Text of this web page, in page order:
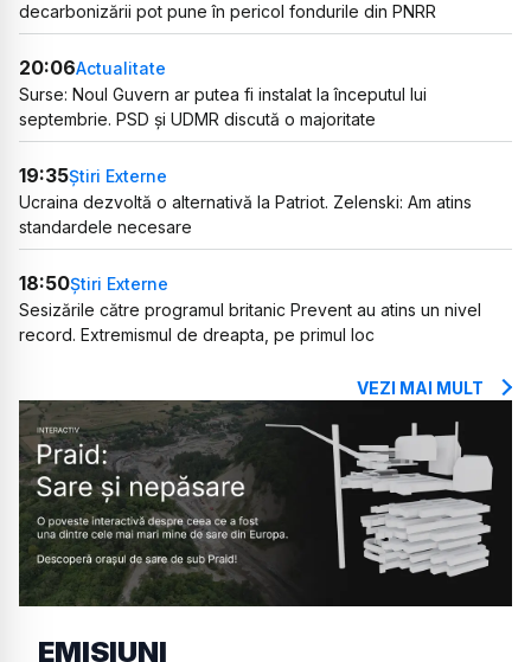
decarbonizării pot pune în pericol fondurile din PNRR
20:06Actualitate
Surse: Noul Guvern ar putea fi instalat la începutul lui
septembrie. PSD și UDMR discută o majoritate
19:35Știri Externe
Ucraina dezvoltă o alternativă la Patriot. Zelenski: Am atins
standardele necesare
18:50Știri Externe
Sesizările către programul britanic Prevent au atins un nivel
record. Extremismul de dreapta, pe primul loc
VEZI MAI MULT
EMISIUNI